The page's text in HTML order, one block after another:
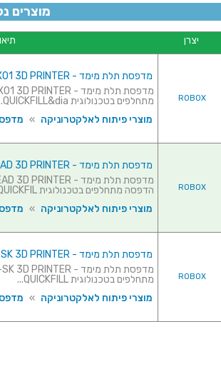
מוצרים
יצרן
ROBOX
מדפסת תלת מימד - ROBOX RBX01 3D PRINTER
מתחלפים בטכנולוגית QUICKFILL&dia...
מוצרי פיתוח לאלקטרוניקה »
ROBOX
מדפסת תלת מימד - ROBOX RBX02 DUAL HEAD 3D PRINTER
הדפסה מתחלפים בטכנולוגית QUICKFIL...
מוצרי פיתוח לאלקטרוניקה »
ROBOX
מדפסת תלת מימד - ROBOX PRO RBX10-SK 3D PRINTER
מתחלפים בטכנולוגית QUICKFILL...
מוצרי פיתוח לאלקטרוניקה »